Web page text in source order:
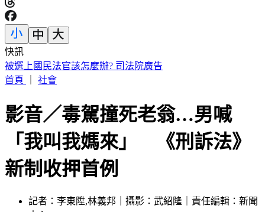
快訊
慈濟被詐10.6億！王必勝嘆「陳時中早示警」：這種都騙人的
首頁
社會
影音／毒駕撞死老翁…男喊
「我叫我媽來」 《刑訴法》
新制收押首例
記者：李東陞,林義邦｜攝影：武紹隆｜責任編輯：新聞